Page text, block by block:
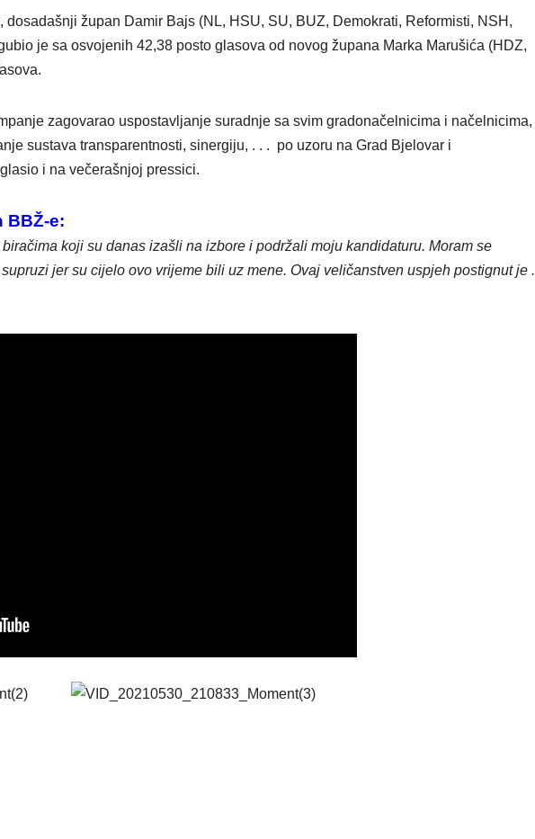
župan Damir Bajs (NL, HSU, SU, BUZ, Demokrati, Reformisti, NSH,
je sa osvojenih 42,38 posto glasova od novog župana Marka Marušića (HDZ,
zagovarao uspostavljanje suradnje sa svim gradonačelnicima i načelnicima,
sustava transparentnosti, sinergiju, . . . po uzoru na Grad Bjelovar i
i na večerašnjoj pressici.
BBŽ-e:
koji su danas izašli na izbore i podržali moju kandidaturu. Moram se
jer su cijelo ovo vrijeme bili uz mene. Ovaj veličanstven uspjeh postignut je .